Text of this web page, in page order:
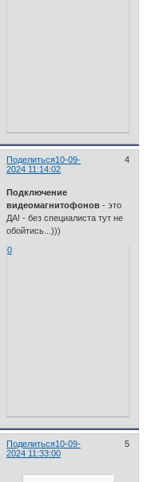
Поделиться 4
10-09-
2024 11:14:02
Подключение
видеомагнитофонов - это
ДА! - без специалиста тут не
обойтись...)))
0
Поделиться 5
10-09-
2024 11:33:00